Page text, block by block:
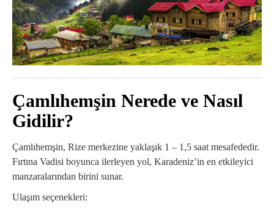
Çamlıhemşin Nerede ve Nasıl
Gidilir?
Çamlıhemşin, Rize merkezine yaklaşık 1 – 1,5 saat mesafededir.
Fırtına Vadisi boyunca ilerleyen yol, Karadeniz’in en etkileyici
manzaralarından birini sunar.
Ulaşım seçenekleri: